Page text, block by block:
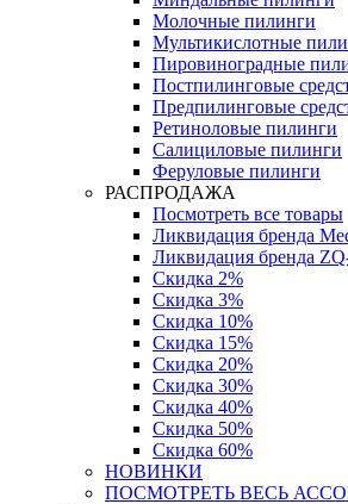
Молочные пилинги
Мультикислотные
Пировиноградные
Постпилинговые
Предпилинговые
Ретиноловые пилинги
Салициловые пилинги
Феруловые пилинги
РАСПРОДАЖА
Посмотреть все товары
Ликвидация бренда
Ликвидация бренда
Скидка 2%
Скидка 3%
Скидка 10%
Скидка 15%
Скидка 20%
Скидка 30%
Скидка 40%
Скидка 50%
Скидка 60%
НОВИНКИ
ПОСМОТРЕТЬ ВЕСЬ